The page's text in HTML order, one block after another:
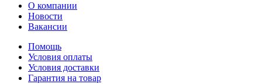
О компании
Новости
Вакансии
Помощь
Условия оплаты
Условия доставки
Гарантия на товар